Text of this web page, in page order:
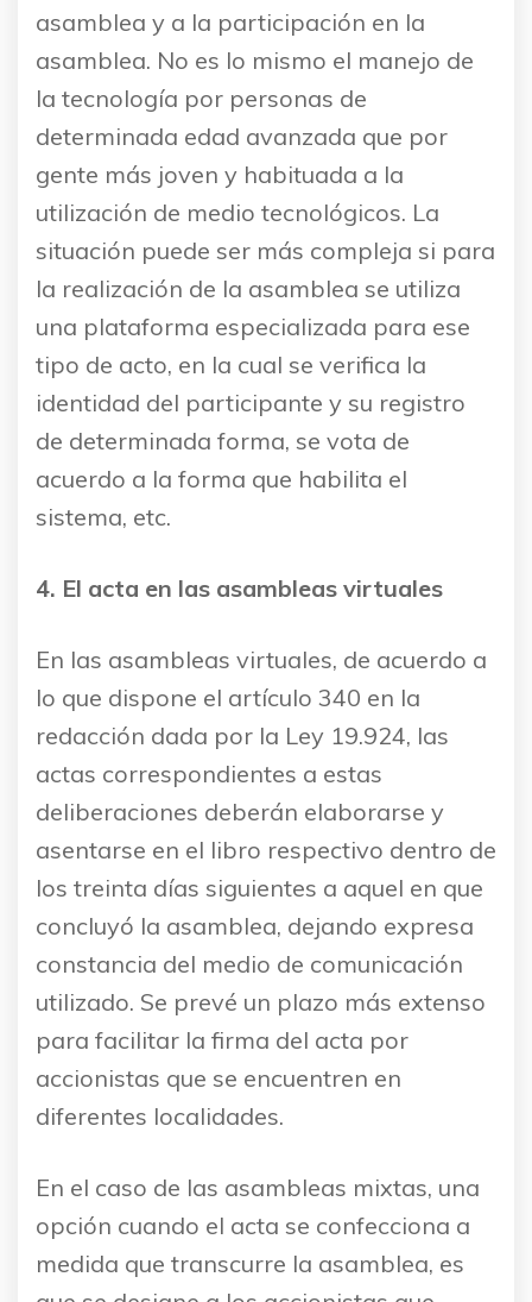
asamblea y a la participación en la
asamblea. No es lo mismo el manejo de
la tecnología por personas de
determinada edad avanzada que por
gente más joven y habituada a la
utilización de medio tecnológicos. La
situación puede ser más compleja si para
la realización de la asamblea se utiliza
una plataforma especializada para ese
tipo de acto, en la cual se verifica la
identidad del participante y su registro
de determinada forma, se vota de
acuerdo a la forma que habilita el
sistema, etc.
4. El acta en las asambleas virtuales
En las asambleas virtuales, de acuerdo a
lo que dispone el artículo 340 en la
redacción dada por la Ley 19.924, las
actas correspondientes a estas
deliberaciones deberán elaborarse y
asentarse en el libro respectivo dentro de
los treinta días siguientes a aquel en que
concluyó la asamblea, dejando expresa
constancia del medio de comunicación
utilizado. Se prevé un plazo más extenso
para facilitar la firma del acta por
accionistas que se encuentren en
diferentes localidades.
En el caso de las asambleas mixtas, una
opción cuando el acta se confecciona a
medida que transcurre la asamblea, es